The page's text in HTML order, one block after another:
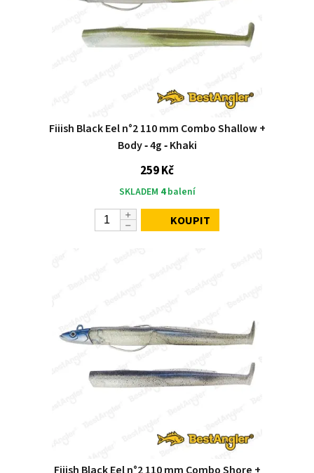
Fiiish Black Eel n°2 110 mm Combo Shallow +
Body ‑ 4g ‑ Khaki
259 Kč
SKLADEM 4balení
KOUPIT